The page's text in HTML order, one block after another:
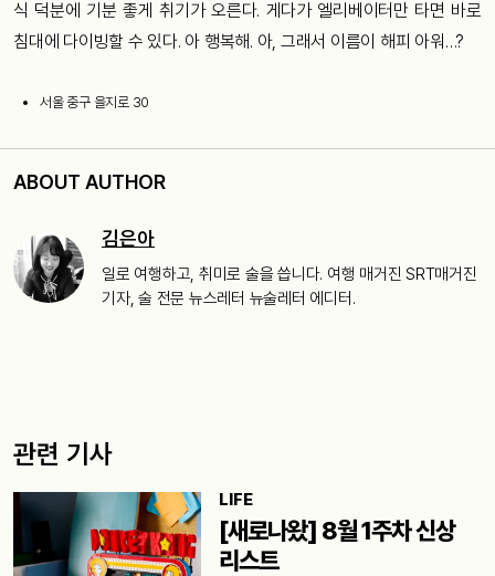
식 덕분에 기분 좋게 취기가 오른다. 게다가 엘리베이터만 타면 바로
침대에 다이빙할 수 있다. 아 행복해. 아, 그래서 이름이 해피 아워…?
서울 중구 을지로 30
ABOUT AUTHOR
김은아
일로 여행하고, 취미로 술을 씁니다. 여행 매거진 SRT매거진
기자, 술 전문 뉴스레터 뉴술레터 에디터.
관련 기사
LIFE
[새로나왔] 8월 1주차 신상
리스트